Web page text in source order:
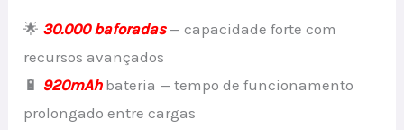
🌟 30.000 baforadas— capacidade forte com
recursos avançados
🔋 920mAhbateria — tempo de funcionamento
prolongado entre cargas